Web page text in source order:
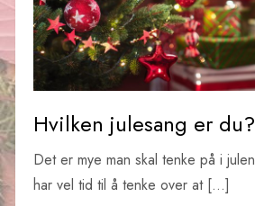
Hvilken julesang er du?
Det er mye man skal tenke på i
har vel tid til å tenke over at […]